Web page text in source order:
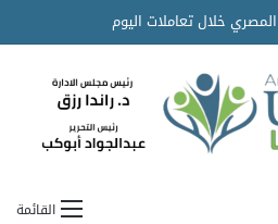
خلال تعاملات اليوم
القائمة